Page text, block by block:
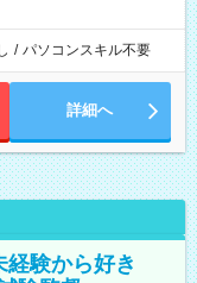
/ パソコンスキル不要
詳細へ
験から好き